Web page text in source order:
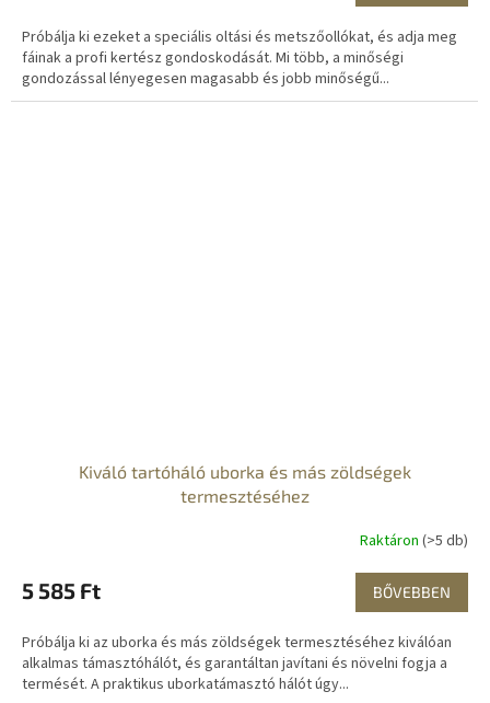
Próbálja ki ezeket a speciális oltási és metszőollókat, és adja meg
fáinak a profi kertész gondoskodását. Mi több, a minőségi
gondozással lényegesen magasabb és jobb minőségű...
Kiváló tartóháló uborka és más zöldségek
termesztéséhez
Raktáron (>5 db)
5 585 Ft BŐVEBBEN
Próbálja ki az uborka és más zöldségek termesztéséhez kiválóan
alkalmas támasztóhálót, és garantáltan javítani és növelni fogja a
termését. A praktikus uborkatámasztó hálót úgy...